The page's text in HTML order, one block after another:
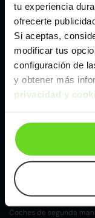
tu experiencia
ofrecerte
Si aceptas,
modificar tus
configuración de
y obtener más
privacidad y
Valencia
Zaragoza
Ver Ford Puma
Ford Puma de segunda
Coches de
localización
Coches de segunda
Coches de segunda